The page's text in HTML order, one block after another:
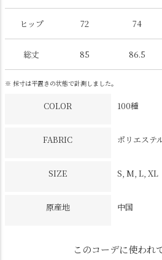
ヒップ 72 74
総丈 85 86.5
※ 採寸は平置きの状態で計測しました。
COLOR 100種
FABRIC ポリエステ
SIZE S, M, L, XL
原産地 中国
このコーデに使われ